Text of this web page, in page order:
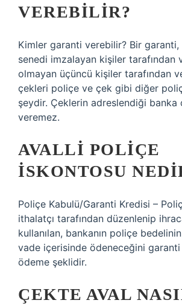
VEREBILIR?
Kimler garanti verebilir? Bir
senedi imzalayan kişiler tarafından
olmayan üçüncü kişiler tarafından
çekleri poliçe ve çek gibi diğer
şeydir. Çeklerin adreslendiği banka
veremez.
AVALLI POLIÇE
ISKONTOSU
Poliçe Kabulü/Garanti Kredisi –
ithalatçı tarafından düzenlenip
kullanılan, bankanın poliçe
vade içerisinde ödeneceğini
ödeme şeklidir.
ÇEKTE AVAL